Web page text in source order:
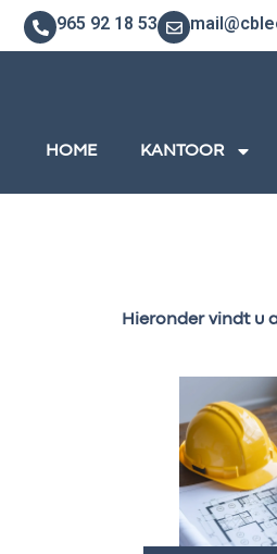
965 92 18 53
HOME KANTOOR
Hieronder vindt u